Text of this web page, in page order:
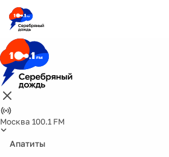
Москва 100.1 FM
Апатиты